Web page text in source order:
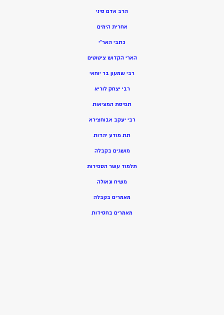
הרב אדם סיני
אחרית הימים
כתבי האר”י
הארי הקדוש ציטוטים
רבי שמעון בר יוחאי
רבי יצחק לוריא
תפיסת המציאות
רבי יעקב אבוחצירא
תת מודע יהדות
מושגים בקבלה
תלמוד עשר הספירות
משיח וגאולה
מאמרים בקבלה
מאמרים בחסידות